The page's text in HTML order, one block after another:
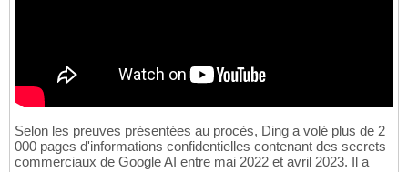
Selon les preuves présentées au procès, Ding a volé plus de 2
000 pages d'informations confidentielles contenant des secrets
commerciaux de Google AI entre mai 2022 et avril 2023. Il a